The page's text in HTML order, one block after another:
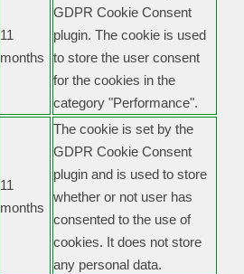
11
months
GDPR Cookie Consent
plugin. The cookie is used
to store the user consent
for the cookies in the
category "Performance".
11
months
The cookie is set by the
GDPR Cookie Consent
plugin and is used to store
whether or not user has
consented to the use of
cookies. It does not store
any personal data.